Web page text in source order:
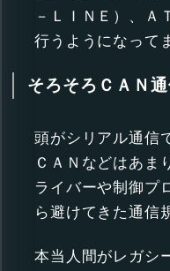
－ＬＩＮＥ）、Ａ
行うようになって
そろそろＣＡＮ
頭がシリアル通信
ＣＡＮなどはあま
ライバーや制御プ
ら避けてきた通信
本当人間がレガシ